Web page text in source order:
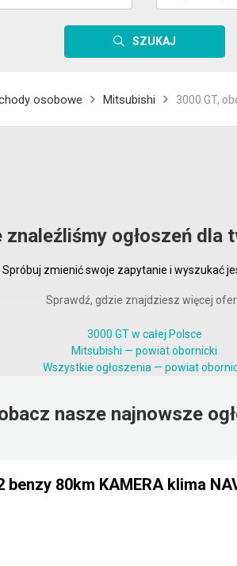
SZUKAJ
osobowe Mitsubishi 3000 GT,
ogłoszeń dla
Spróbuj zmienić swoje zapytanie i wyszukać
Sprawdź, gdzie znajdziesz więcej
3000 GT w całej Polsce
Mitsubishi — powiat obornicki
Wszystkie ogłoszenia — powiat
nasze najnowsze
80km KAMERA klima